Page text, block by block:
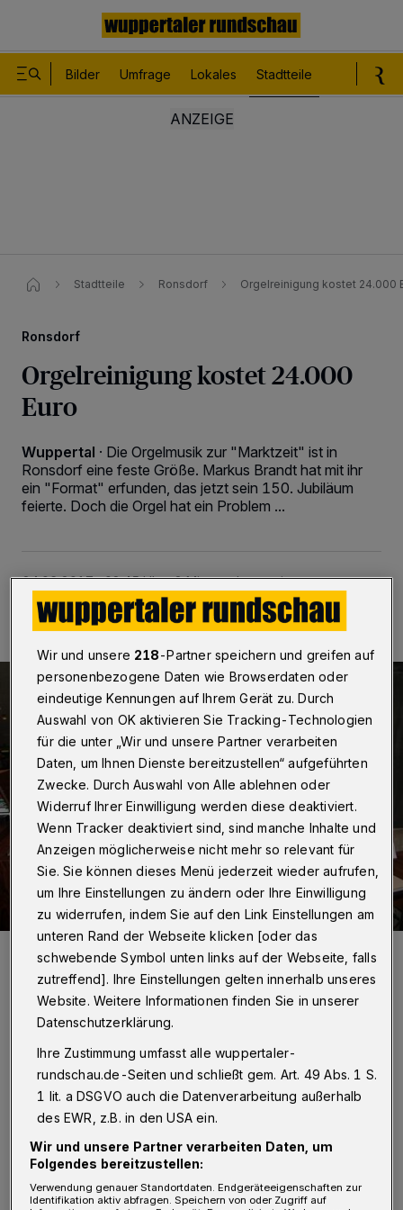
Bilder Umfrage Lokales Stadtteile
Stadtteile Ronsdorf Orgelreinigung kostet 24.000
Ronsdorf
Orgelreinigung kostet 24.000
Euro
Wuppertal · Die Orgelmusik zur "Marktzeit" ist in
Ronsdorf eine feste Größe. Markus Brandt hat mit ihr
ein "Format" erfunden, das jetzt sein 150. Jubiläum
feierte. Doch die Orgel hat ein Problem ...
24.06.2017 , 08:45 Uhr 2 Minuten Lesezeit
150. Orgelmusik zur Marktzeit mit Markus Brandt, Gerd Stratmann,
Matthias Haenel und Christian Auhage (v.l.) beim Jubiläumskonzert.
Foto: Conrads
Von Klaus-Günther Conrads
S eitdem Markus Brandt 1999 nach
musikalische Meilensteine gesetzt. Mit den
Wir und unsere 218-Partner speichern und greifen auf
personenbezogene Daten wie Browserdaten oder
eindeutige Kennungen auf Ihrem Gerät zu. Durch
Auswahl von OK aktivieren Sie Tracking-Technologien
für die unter „Wir und unsere Partner verarbeiten
Daten, um Ihnen Dienste bereitzustellen“ aufgeführten
Zwecke. Durch Auswahl von Alle ablehnen oder
Widerruf Ihrer Einwilligung werden diese deaktiviert.
Wenn Tracker deaktiviert sind, sind manche Inhalte und
Anzeigen möglicherweise nicht mehr so relevant für
Sie. Sie können dieses Menü jederzeit wieder aufrufen,
um Ihre Einstellungen zu ändern oder Ihre Einwilligung
zu widerrufen, indem Sie auf den Link Einstellungen am
unteren Rand der Webseite klicken [oder das
schwebende Symbol unten links auf der Webseite, falls
zutreffend]. Ihre Einstellungen gelten innerhalb unseres
Website. Weitere Informationen finden Sie in unserer
Datenschutzerklärung.
Ihre Zustimmung umfasst alle wuppertaler-
rundschau.de-Seiten und schließt gem. Art. 49 Abs. 1 S.
1 lit. a DSGVO auch die Datenverarbeitung außerhalb
des EWR, z.B. in den USA ein.
Wir und unsere Partner verarbeiten Daten, um
Folgendes bereitzustellen:
Verwendung genauer Standortdaten. Endgeräteeigenschaften zur
Identifikation aktiv abfragen. Speichern von oder Zugriff auf